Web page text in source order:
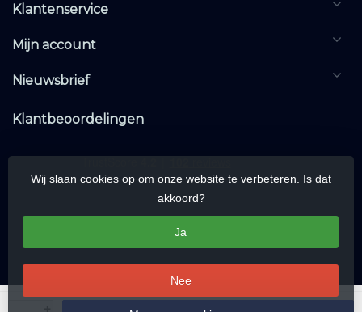
Klantenservice
Mijn account
Nieuwsbrief
Klantbeoordelingen
Wij slaan cookies op om onze website te verbeteren. Is dat
akkoord?
Ja
Nee